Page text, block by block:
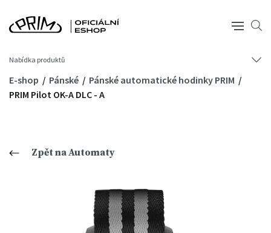
Nabídka produktů
E-shop Pánské
Pánské automatické hodinky PRIM
PRIM Pilot OK-A DLC - A
Zpět na Automaty